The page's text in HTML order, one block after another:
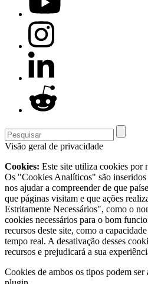
Visão geral de privacidade
Cookies: Este site utiliza cookies por
Os "Cookies Analíticos" são
nos ajudar a compreender de que
que páginas visitam e que ações
Estritamente Necessários", como o
cookies necessários para o bom
recursos deste site, como a
tempo real. A desativação desses
recursos e prejudicará a sua
Cookies de ambos os tipos podem ser